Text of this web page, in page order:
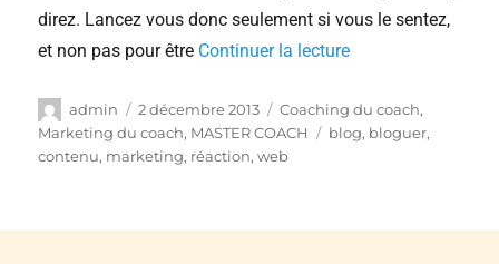
direz. Lancez vous donc seulement si vous le sentez,
et non pas pour être Continuer la lecture
admin 2 décembre 2013 Coaching du coach,
Marketing du coach, MASTER COACH blog, bloguer,
contenu, marketing, réaction,web